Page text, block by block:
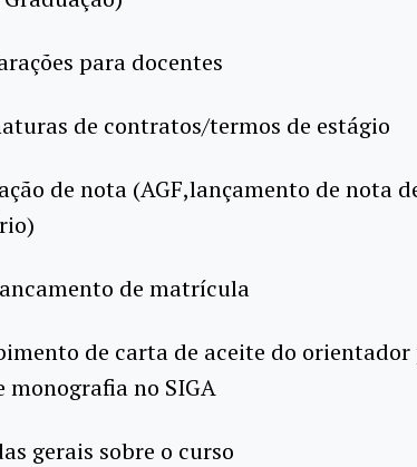
para docentes
de contratos/termos de estágio
de nota (AGF,lançamento de nota
de matrícula
de carta de aceite do
monografia no SIGA
gerais sobre o curso